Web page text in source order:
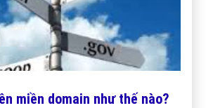
miền domain như thế nào?